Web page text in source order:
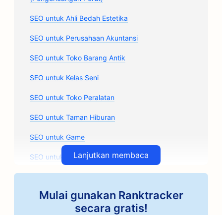
SEO untuk Ahli Bedah Estetika
SEO untuk Perusahaan Akuntansi
SEO untuk Toko Barang Antik
SEO untuk Kelas Seni
SEO untuk Toko Peralatan
SEO untuk Taman Hiburan
SEO untuk Game
SEO untuk Perusahaan Arsitektur
SEO untuk Toko Suku Cadang Mobil
Lanjutkan membaca
Mulai gunakan Ranktracker
secara gratis!